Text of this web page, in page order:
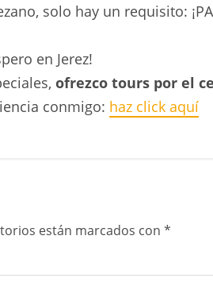
solo hay un requisito:
en Jerez!
ofrezco tours por el
conmigo: haz click aquí
están marcados con *